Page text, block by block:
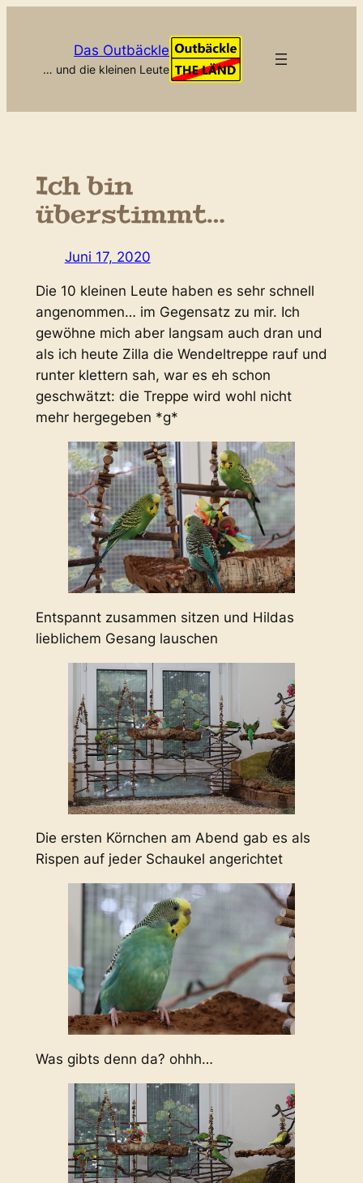
Das Outbäckle
… und die kleinen Leute
Ich bin
überstimmt…
Juni 17, 2020
Die 10 kleinen Leute haben es sehr schnell
angenommen… im Gegensatz zu mir. Ich
gewöhne mich aber langsam auch dran und
als ich heute Zilla die Wendeltreppe rauf und
runter klettern sah, war es eh schon
geschwätzt: die Treppe wird wohl nicht
mehr hergegeben *g*
Entspannt zusammen sitzen und Hildas
lieblichem Gesang lauschen
Die ersten Körnchen am Abend gab es als
Rispen auf jeder Schaukel angerichtet
Was gibts denn da? ohhh…